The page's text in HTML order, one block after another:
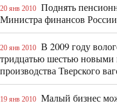
20 янв 2010 Поднять
Министра финансов
20 янв 2010 В 2009 году
тридцатью шестью новыми
производства Тверского
19 янв 2010 Малый бизнес